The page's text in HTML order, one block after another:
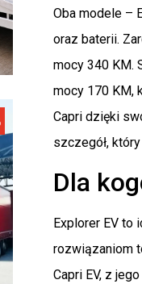
Oba modele –
oraz baterii.
mocy 340 KM.
mocy 170 KM,
Capri dzięki
szczegół,
Dla
Explorer EV
rozwiązaniom
Capri EV, z